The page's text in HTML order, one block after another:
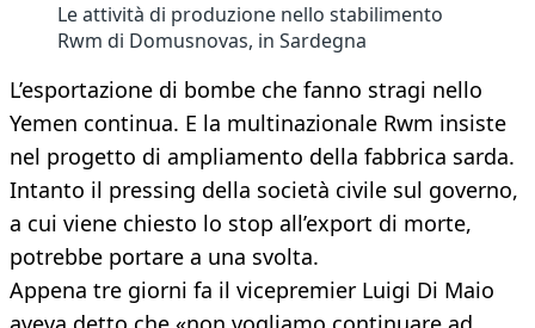
Le attività di produzione nello stabilimento
Rwm di Domusnovas, in Sardegna
L’esportazione di bombe che fanno stragi nello
Yemen continua. E la multinazionale Rwm insiste
nel progetto di ampliamento della fabbrica sarda.
Intanto il pressing della società civile sul governo,
a cui viene chiesto lo stop all’export di morte,
potrebbe portare a una svolta.
Appena tre giorni fa il vicepremier Luigi Di Maio